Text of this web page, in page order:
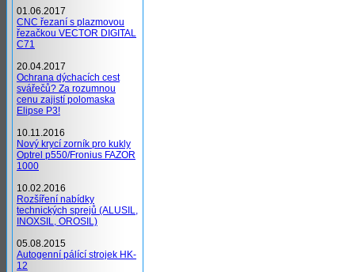
01.06.2017
CNC řezaní s plazmovou
řezačkou VECTOR DIGITAL
C71
20.04.2017
Ochrana dýchacích cest
svářečů? Za rozumnou
cenu zajistí polomaska
Elipse P3!
10.11.2016
Nový krycí zorník pro kukly
Optrel p550/Fronius FAZOR
1000
10.02.2016
Rozšíření nabídky
technických sprejů (ALUSIL,
INOXSIL, OROSIL)
05.08.2015
Autogenní pálící strojek HK-
12